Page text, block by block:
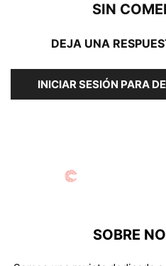
SIN
DEJA UNA
INICIAR SESIÓN PARA
SOBRE